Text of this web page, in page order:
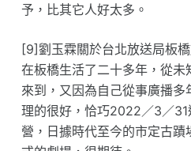
予，比其它人好太多。
[9]劉玉霖關於台北放送局板橋
在板橋生活了二十多年，從
來到，又因為自己從事廣播
理的很好，恰巧2022／3／
營，日據時代至今的市定古